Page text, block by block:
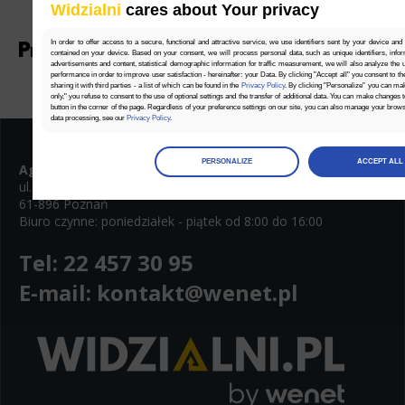
Widzialni cares about Your privacy
In order to offer access to a secure, functional and attractive service, we use identifiers sent by your device
contained on your device. Based on your consent, we will process personal data, such as unique identifiers,
advertisements and content, statistical demographic information for traffic measurement, we will also analyze the
performance in order to improve user satisfaction - hereinafter: your Data. By clicking "Accept all" you consent to
sharing it with third parties - a list of which can be found in the Privacy Policy. By clicking "Personalize" you can
only," you refuse to consent to the use of optional settings and the transfer of additional data. You can make
button in the corner of the page. Regardless of your preference settings on our site, you can also manage your
data processing, see our Privacy Policy.
preferences
Select the consents of your choice
Necessary
Necessary scripts and data stored on the end device contribute to the security and usability of the website by
This is data used to personalize your use of our website and to remember choices you make while using our
Analytics
statistics about users. Analytical cookies and similar technologies allow us to measure the effectiveness of
PERSONALIZE ACCEPT ALL
Promowane wpisy
Agencja SEO i SEM
Widzialni.pl
ul. Towarowa 35
61-896 Poznań
Biuro czynne: poniedziałek - piątek od 8:00 do 16:00
Tel: 22 457 30 95
E-mail: kontakt@wenet.pl